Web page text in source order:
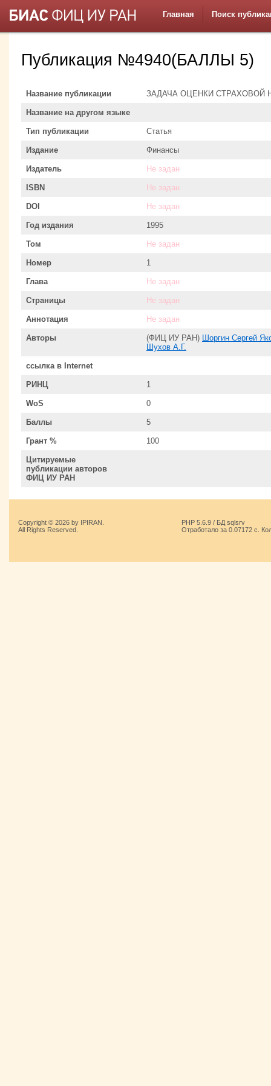
Главная Поиск
Публикация №4940(БАЛЛЫ 5)
Название публикации ЗАДАЧА ОЦЕНКИ СТРАХОВОЙ
Название на другом языке
Тип публикации Статья
Издание Финансы
Издатель Не задан
ISBN Не задан
DOI Не задан
Год издания 1995
Том Не задан
Номер 1
Глава Не задан
Страницы Не задан
Аннотация Не задан
Авторы (ФИЦ ИУ РАН)
Шоргин Сергей
Шухов А.Г.
ссылка в Internet
РИНЦ 1
WoS 0
Баллы 5
Грант % 100
Цитируемые
публикации авторов
ФИЦ ИУ РАН
Copyright © 2026 by IPIRAN.
All Rights Reserved.
PHP 5.6.9 / БД sqlsrv
Отработало за 0.07172 с.